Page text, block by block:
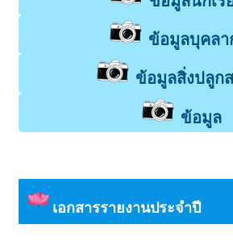
ข้อมูลบุคลา
ข้อมูลสิ่งปลูก
ข้อมูล
เอกสารรายงานประจำปี